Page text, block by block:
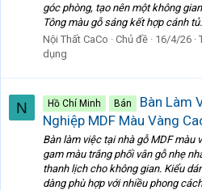
góc phòng, tạo nên một không
Tông màu gỗ sáng kết hợp cánh
Nội Thất CaCo
Chủ đề 16/4/26
dụng
N Hồ Chí Minh Bán
Bàn Làm
Nghiệp MDF Màu Vàng
Bàn làm việc tại nhà gỗ MDF màu
gam màu trắng phối vân gỗ nhẹ
thanh lịch cho không gian. Kiểu
dàng phù hợp với nhiều phong